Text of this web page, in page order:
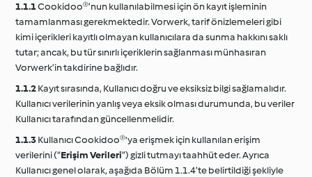
1.1.1Cookidoo®’nun kullanılabilmesi için ön kayıt işleminin
tamamlanması gerekmektedir. Vorwerk, tarif önizlemeleri gibi
kimi içerikleri kayıtlı olmayan kullanıcılara da sunma hakkını saklı
tutar; ancak, bu tür sınırlı içeriklerin sağlanması münhasıran
Vorwerk’in takdirine bağlıdır.
1.1.2Kayıt sırasında, Kullanıcı doğru ve eksiksiz bilgi sağlamalıdır.
Kullanıcı verilerinin yanlış veya eksik olması durumunda, bu veriler
Kullanıcı tarafından güncellenmelidir.
1.1.3Kullanıcı Cookidoo®'ya erişmek için kullanılan erişim
verilerini (“Erişim Verileri”) gizli tutmayı taahhüt eder. Ayrıca
Kullanıcı genel olarak, aşağıda Bölüm 1.1.4’te belirtildiği şekliyle